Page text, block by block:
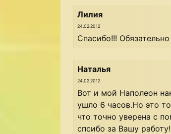
Лилия
24.02.2012
Спасибо!!!
Наталья
24.02.2012
Вот и мой Наполеон
ушло 6 часов.Но это
что точно уверена с
спсибо за Вашу